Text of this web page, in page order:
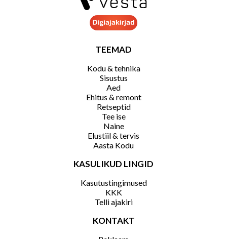
TEEMAD
Kodu & tehnika
Sisustus
Aed
Ehitus & remont
Retseptid
Tee ise
Naine
Elustiil & tervis
Aasta Kodu
KASULIKUD LINGID
Kasutustingimused
KKK
Telli ajakiri
KONTAKT